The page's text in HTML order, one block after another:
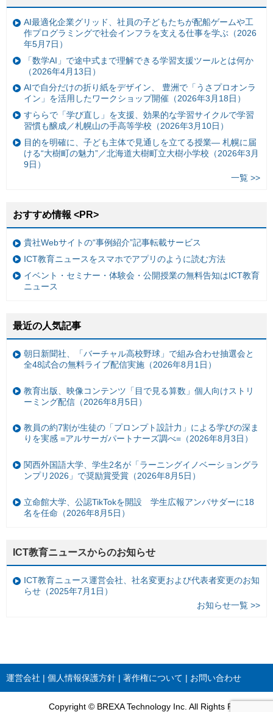
AI最適化企業グリッド、社員の子どもたちが配船ゲームや工
作プログラミングで社会インフラを支える仕事を学ぶ（2026
年5月7日）
「数学AI」で途中式まで理解できる学習支援ツールとは何か
（2026年4月13日）
AIで自分だけの折り紙をデザイン、 豊洲で「うさプロオンラ
イン」を活用したワークショップ開催（2026年3月18日）
すららで「学び直し」を支援、効果的な学習サイクルで学習
習慣も醸成／札幌山の手高等学校（2026年3月10日）
目的を明確に、子ども主体で見通しを立てる授業— 札幌に届
ける“大樹町の魅力”／北海道大樹町立大樹小学校（2026年3月
9日）
一覧 >>
おすすめ情報 <PR>
貴社Webサイトの“事例紹介”記事転載サービス
ICT教育ニュースをスマホでアプリのように読む方法
イベント・セミナー・体験会・公開授業の無料告知はICT教育
ニュース
最近の人気記事
朝日新聞社、「バーチャル高校野球」で組み合わせ抽選会と
全48試合の無料ライブ配信実施（2026年8月1日）
教育出版、映像コンテンツ「目で見る算数」個人向けストリ
ーミング配信（2026年8月5日）
教員の約7割が生徒の「プロンプト設計力」による学びの深ま
りを実感 =アルサーガパートナーズ調べ=（2026年8月3日）
関西外国語大学、学生2名が「ラーニングイノベーショングラ
ンプリ2026」で奨励賞受賞（2026年8月5日）
立命館大学、公認TikTokを開設 学生広報アンバサダーに18
名を任命（2026年8月5日）
ICT教育ニュースからのお知らせ
ICT教育ニュース運営会社、社名変更および代表者変更のお知
らせ（2025年7月1日）
お知らせ一覧 >>
運営会社 個人情報保護方針 著作権について お問い合わせ
Copyright © BREXA Technology Inc. All Rights Reserved.